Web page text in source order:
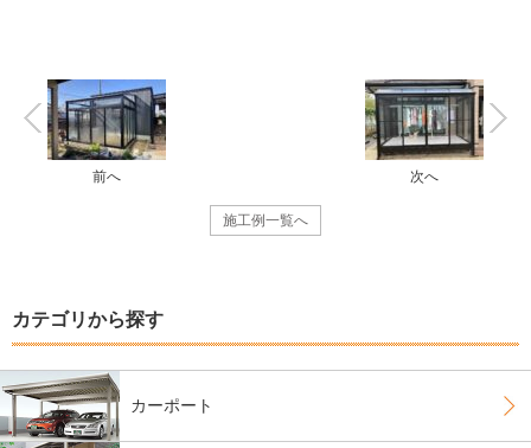
施工例一覧へ
前へ 次へ
カテゴリから探す
カーポート